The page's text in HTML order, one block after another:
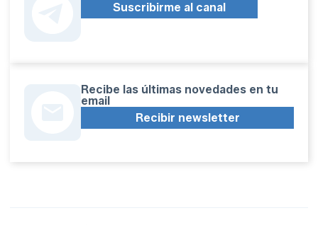
Suscribirme al canal
Recibe las últimas novedades en tu
email
Recibir newsletter